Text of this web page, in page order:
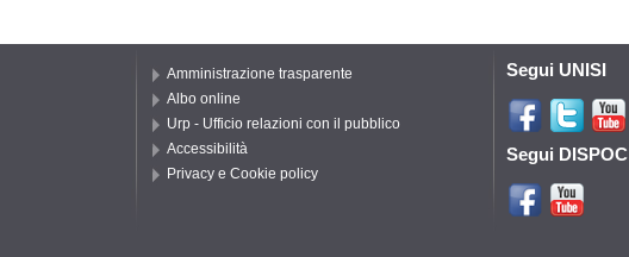
Amministrazione trasparente
Albo online
Urp - Ufficio relazioni con il pubblico
Accessibilità
Privacy e Cookie policy
Segui UNISI
Segui DISPOC